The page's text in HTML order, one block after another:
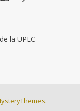
la UPEC
.